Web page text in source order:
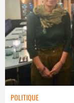
POLITIQUE